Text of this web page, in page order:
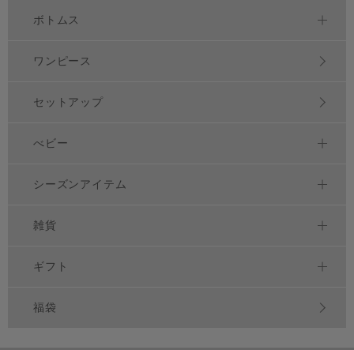
ボトムス
ワンピース
セットアップ
べビー
シーズンアイテム
雑貨
ギフト
福袋